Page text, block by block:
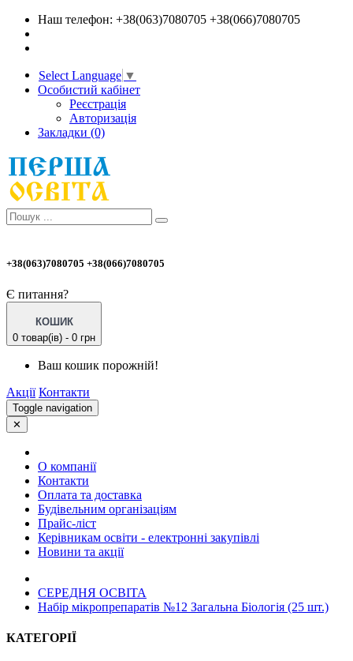
Наш телефон: +38(063)7080705 +38(066)7080705
Select Language ▼
Особистий кабінет
Реєстрація
Авторизація
Закладки (0)
+38(063)7080705 +38(066)7080705
Є питання?
КОШИК
0 товар(ів) - 0 грн
Ваш кошик порожній!
Акції Контакти
Toggle navigation
✕
О компанії
Контакти
Оплата та доставка
Будівельним організаціям
Прайс-ліст
Керівникам освіти - електронні закупівлі
Новини та акції
СЕРЕДНЯ ОСВIТА
Набір мікропрепаратів №12 Загальна Біологія (25 шт.)
КАТЕГОРІЇ